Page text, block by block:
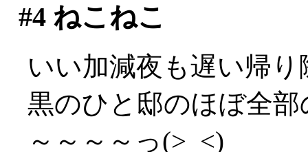
#4ねこねこ
いい加減夜も遅い帰り
黒のひと邸のほぼ全
～～～～っ(>_<)